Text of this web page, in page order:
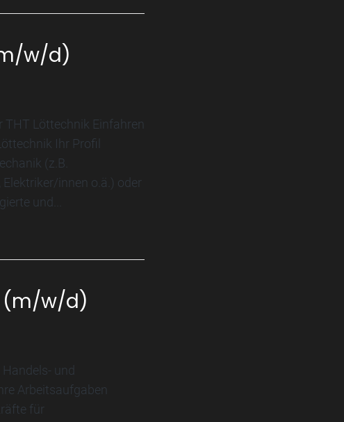
w/d)
THT Löttechnik Einfahren
Ihr Profil
(z.B.
innen o.ä.) oder
und...
(m/w/d)
und
Arbeitsaufgaben
für